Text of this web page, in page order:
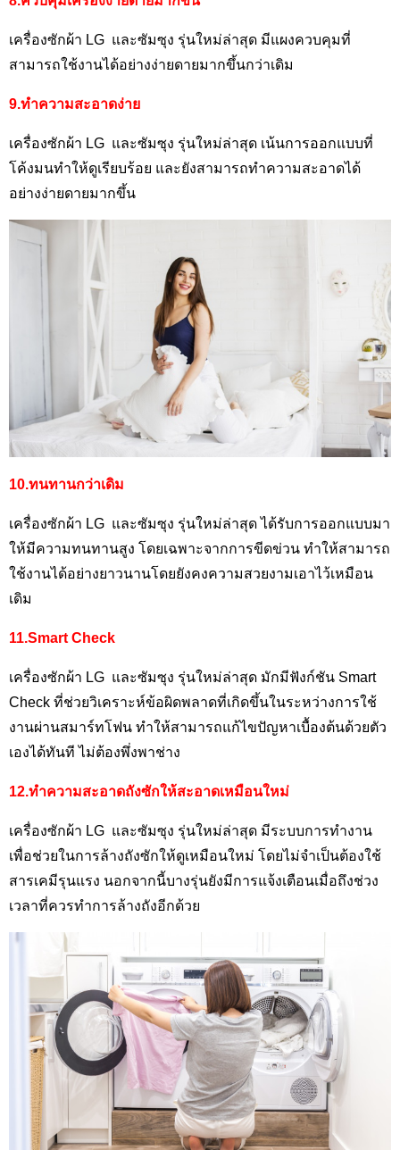
เครื่องซักผ้า LG และซัมซุง รุ่นใหม่ล่าสุด มีแผงควบคุมที่
สามารถใช้งานได้อย่างง่ายดายมากขึ้นกว่าเดิม
9.ทำความสะอาดง่าย
เครื่องซักผ้า LG และซัมซุง รุ่นใหม่ล่าสุด เน้นการออกแบบที่
โค้งมนทำให้ดูเรียบร้อย และยังสามารถทำความสะอาดได้
อย่างง่ายดายมากขึ้น
10.ทนทานกว่าเดิม
เครื่องซักผ้า LG และซัมซุง รุ่นใหม่ล่าสุด ได้รับการออกแบบมา
ให้มีความทนทานสูง โดยเฉพาะจากการขีดข่วน ทำให้สามารถ
ใช้งานได้อย่างยาวนานโดยยังคงความสวยงามเอาไว้เหมือน
เดิม
11. Smart Check
เครื่องซักผ้า LG และซัมซุง รุ่นใหม่ล่าสุด มักมีฟังก์ชัน Smart
Check ที่ช่วยวิเคราะห์ข้อผิดพลาดที่เกิดขึ้นในระหว่างการใช้
งานผ่านสมาร์ทโฟน ทำให้สามารถแก้ไขปัญหาเบื้องต้นด้วยตัว
เองได้ทันที ไม่ต้องพึ่งพาช่าง
12.ทำความสะอาดถังซักให้สะอาดเหมือนใหม่
เครื่องซักผ้า LG และซัมซุง รุ่นใหม่ล่าสุด มีระบบการทำงาน
เพื่อช่วยในการล้างถังซักให้ดูเหมือนใหม่ โดยไม่จำเป็นต้องใช้
สารเคมีรุนแรง นอกจากนี้บางรุ่นยังมีการแจ้งเตือนเมื่อถึงช่วง
เวลาที่ควรทำการล้างถังอีกด้วย